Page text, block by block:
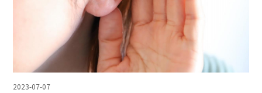
2023-07-07